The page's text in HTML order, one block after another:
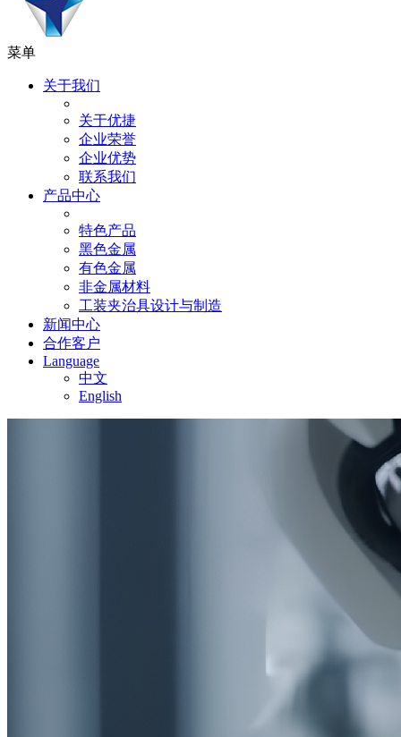
菜单
关于我们
关于优捷
企业荣誉
企业优势
联系我们
产品中心
特色产品
黑色金属
有色金属
非金属材料
工装夹治具设计与制造
新闻中心
合作客户
Language
中文
English